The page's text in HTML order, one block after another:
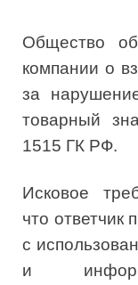
Общество
компании о
за
товарный
1515 ГК РФ.
Исковое
что ответчик
с
и